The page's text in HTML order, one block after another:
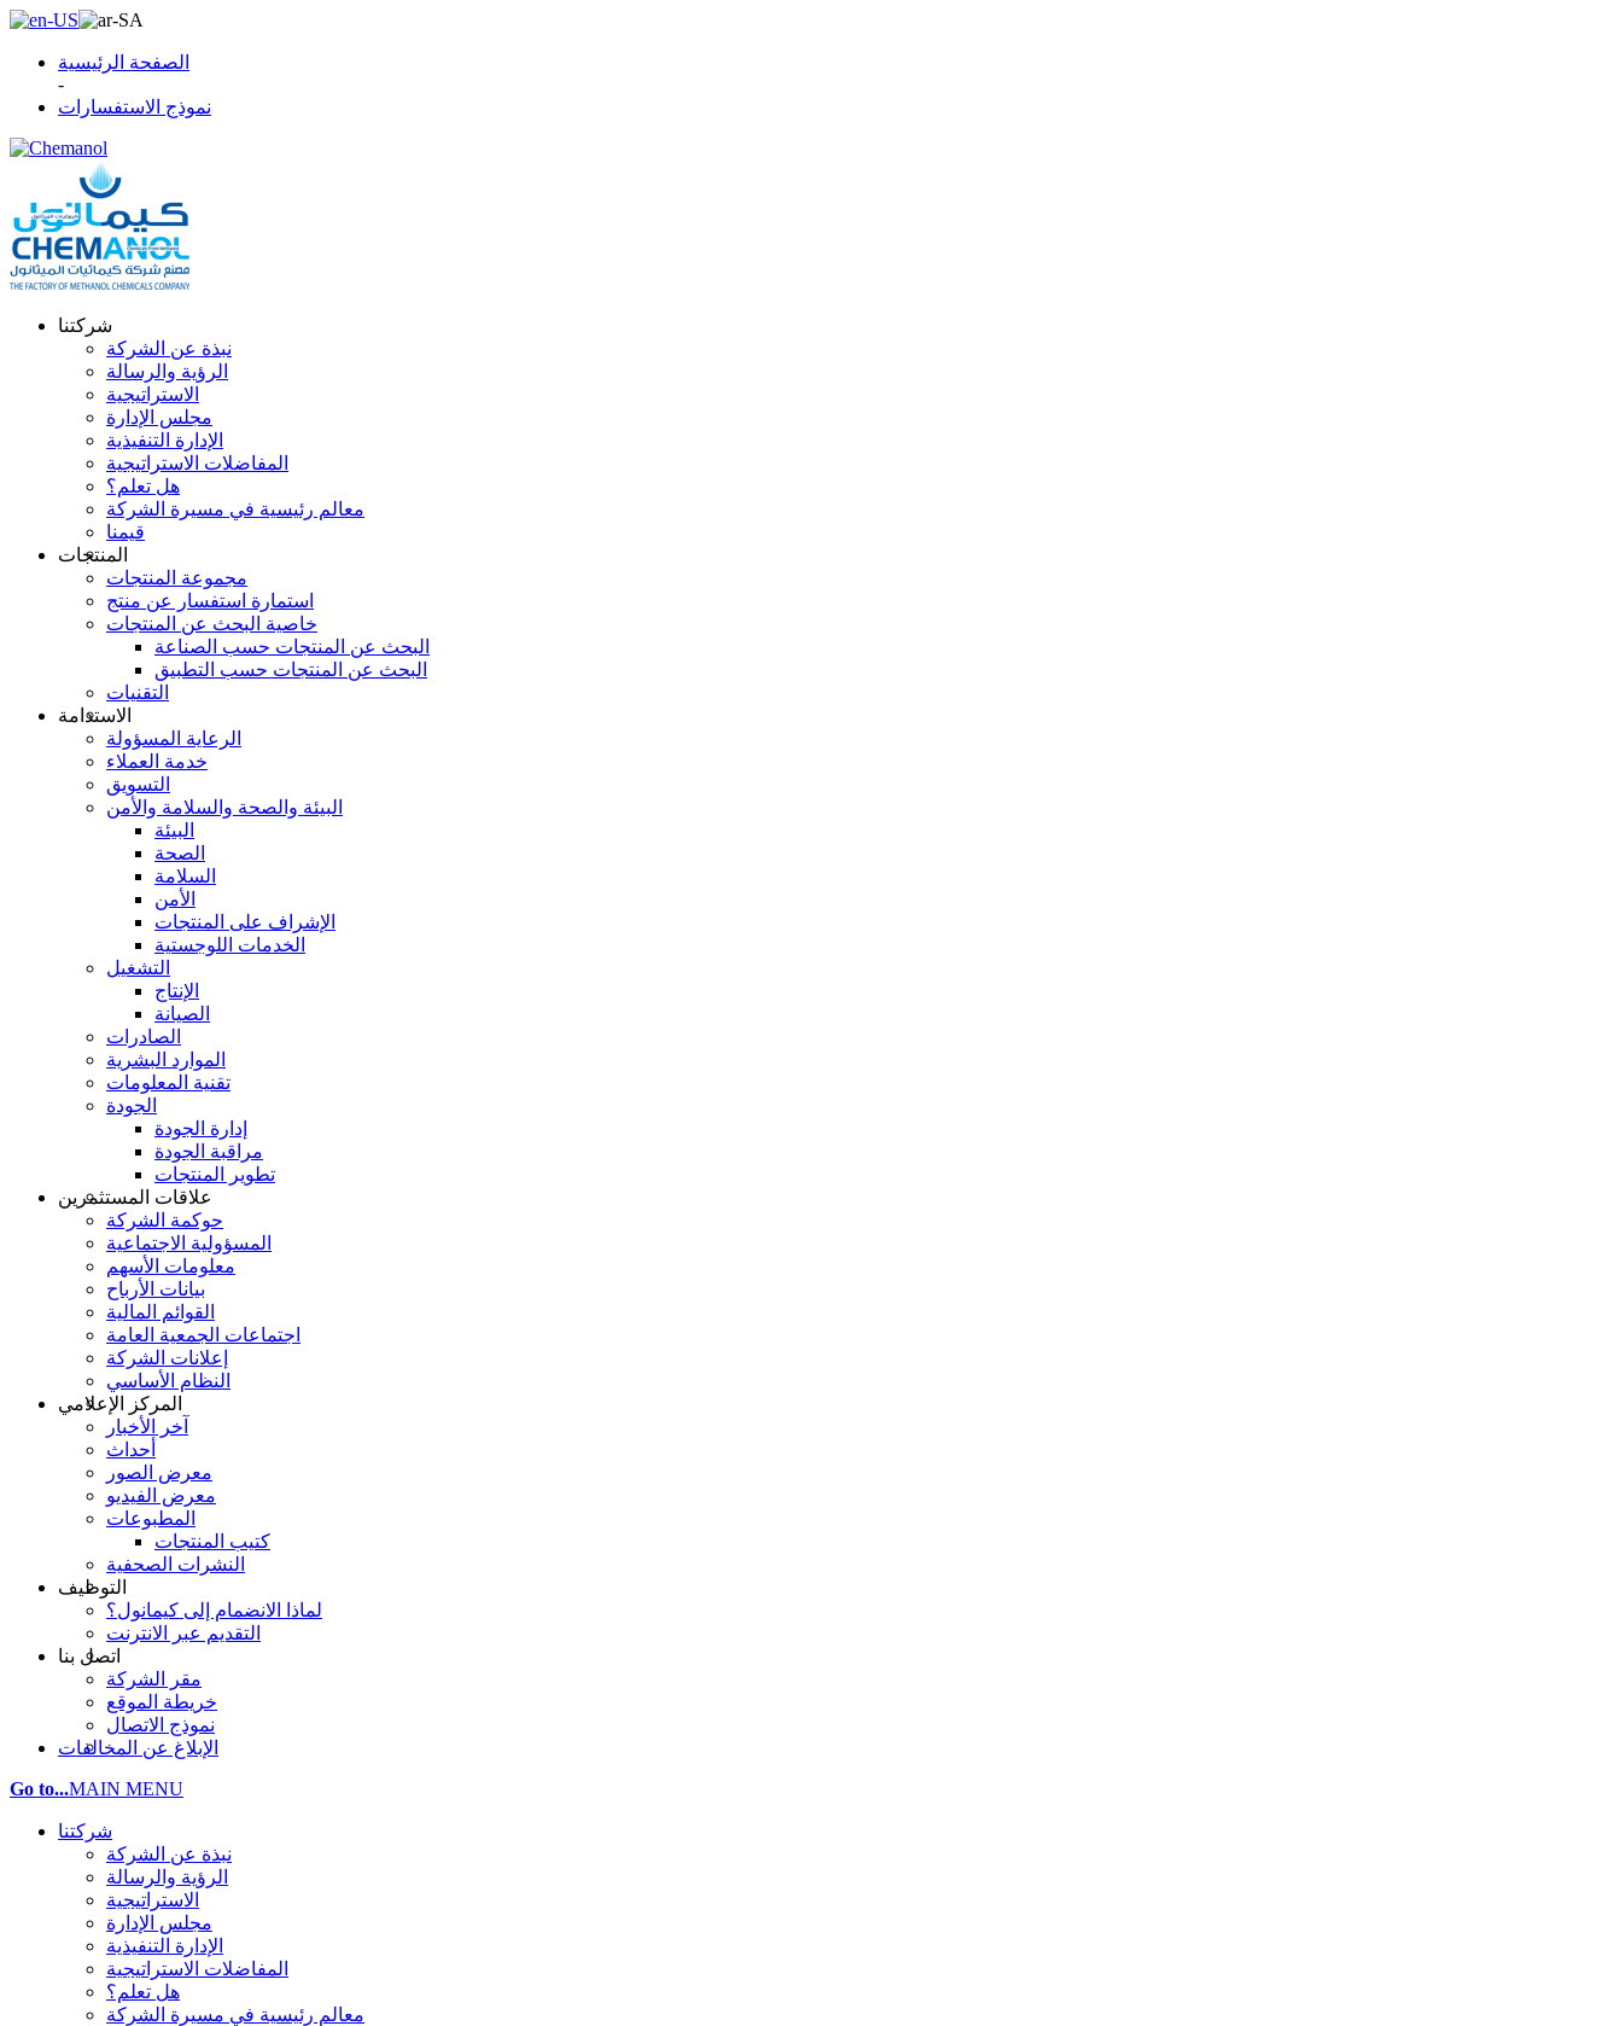
الصفحة الرئيسية
-
نموذج الاستفسارات
شركتنا
نبذة عن الشركة
الرؤية والرسالة
الاستراتيجية
مجلس الإدارة
الإدارة التنفيذية
المفاضلات الاستراتيجية
هل تعلم؟
معالم رئيسية في مسيرة الشركة
قيمنا
المنتجات
مجموعة المنتجات
استمارة استفسار عن منتج
خاصية البحث عن المنتجات
البحث عن المنتجات حسب الصناعة
البحث عن المنتجات حسب التطبيق
التقنيات
الاستدامة
الرعاية المسؤولة
خدمة العملاء
التسويق
البيئة والصحة والسلامة والأمن
البيئة
الصحة
السلامة
الأمن
الإشراف على المنتجات
الخدمات اللوجستية
التشغيل
الإنتاج
الصيانة
الصادرات
الموارد البشرية
تقنية المعلومات
الجودة
إدارة الجودة
مراقبة الجودة
تطوير المنتجات
علاقات المستثمرين
حوكمة الشركة
المسؤولية الاجتماعية
معلومات الأسهم
بيانات الأرباح
القوائم المالية
اجتماعات الجمعية العامة
إعلانات الشركة
النظام الأساسي
المركز الإعلامي
آخر الأخبار
أحداث
معرض الصور
معرض الفيديو
المطبوعات
كتيب المنتجات
النشرات الصحفية
التوظيف
لماذا الانضمام إلى كيمانول؟
التقديم عبر الانترنت
اتصل بنا
مقر الشركة
خريطة الموقع
نموذج الاتصال
الإبلاغ عن المخالفات
Go to...MAIN MENU
شركتنا
نبذة عن الشركة
الرؤية والرسالة
الاستراتيجية
مجلس الإدارة
الإدارة التنفيذية
المفاضلات الاستراتيجية
هل تعلم؟
معالم رئيسية في مسيرة الشركة